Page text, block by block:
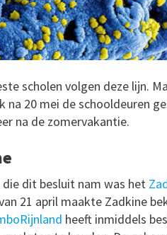
scholen volgen deze lijn.
na 20 mei de schooldeuren
na de zomervakantie.
die dit besluit nam was het
21 april maakte Zadkine
heeft inmiddels